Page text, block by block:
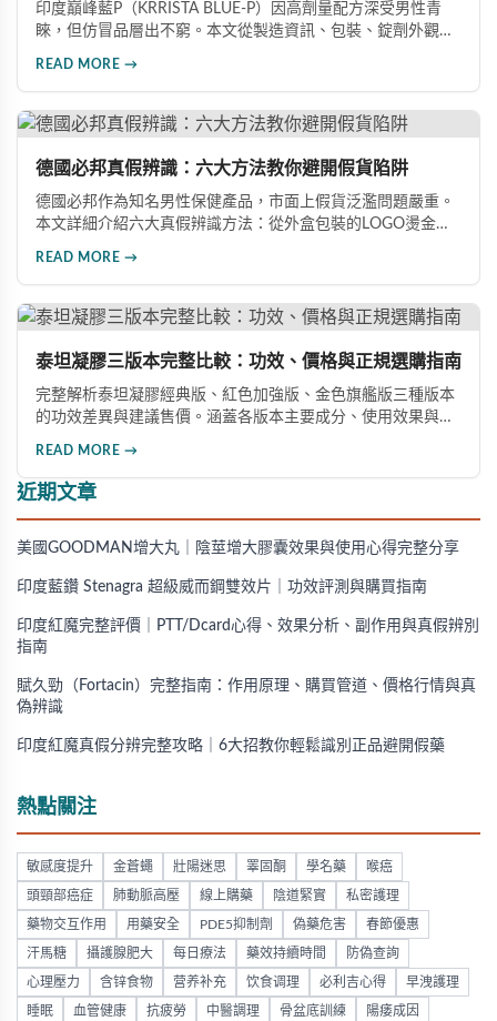
印度巔峰藍P（KRRISTA BLUE-P）因高劑量配方深受男性青
睞，但仿冒品層出不窮。本文從製造資訊、包裝、錠劑外觀、
READ MORE →
德國必邦真假辨識：六大方法教你避開假貨陷阱
德國必邦作為知名男性保健產品，市面上假貨泛濫問題嚴重。
本文詳細介紹六大真假辨識方法：從外盒包裝的LOGO燙金工
產品。
READ MORE →
泰坦凝膠三版本完整比較：功效、價格與正規選購指南
完整解析泰坦凝膠經典版、紅色加強版、金色旗艦版三種版本
的功效差異與建議售價。涵蓋各版本主要成分、使用效果與適
READ MORE →
近期文章
美國GOODMAN增大丸｜陰莖增大膠囊效果與使用心得完整分享
印度藍鑽 Stenagra 超級威而鋼雙效片｜功效評測與購買指南
印度紅魔完整評價｜PTT/Dcard心得、效果分析、副作用與真假辨別
指南
賦久勁（Fortacin）完整指南：作用原理、購買管道、價格行情與真
偽辨識
印度紅魔真假分辨完整攻略｜6大招教你輕鬆識別正品避開假藥
熱點關注
敏感度提升 金蒼蠅 壯陽迷思 睪固酮 學名藥 喉癌
頭頸部癌症 肺動脈高壓 線上購藥 陰道緊實 私密護理
藥物交互作用 用藥安全 PDE5抑制劑 偽藥危害 春節優惠
汗馬糖 攝護腺肥大 每日療法 藥效持續時間 防偽查詢
心理壓力 含锌食物 营养补充 饮食调理 必利吉心得 早洩護理
睡眠 血管健康 抗疲勞 中醫調理 骨盆底訓練 陽痿成因